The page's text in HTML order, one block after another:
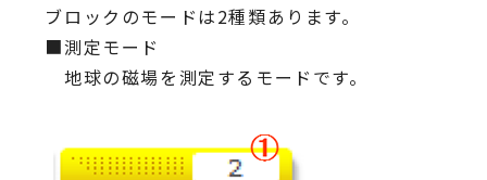
ブロックのモードは2種類あります。
■測定モード
地球の磁場を測定するモードです。